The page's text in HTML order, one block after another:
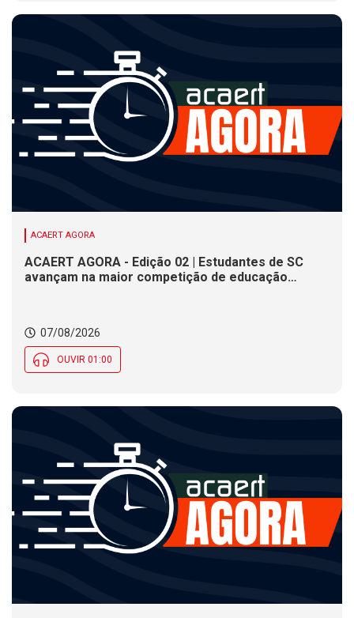
ACAERT AGORA
ACAERT AGORA - Edição 02 | Estudantes de SC
avançam na maior competição de educação
Social nesta sexta (7)
07/08/2026
OUVIR 01:00